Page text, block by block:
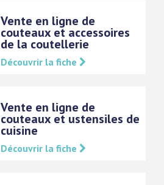
Vente en ligne de
couteaux et accessoires
de la coutellerie
Découvrir la fiche
Vente en ligne de
couteaux et ustensiles de
cuisine
Découvrir la fiche